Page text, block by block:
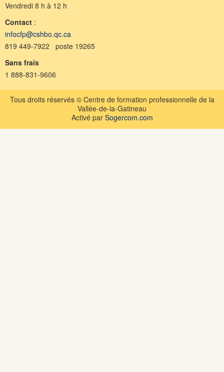
Vendredi 8 h à 12 h
Contact :
infocfp@cshbo.qc.ca
819 449-7922 poste 19265
Sans frais
1 888-831-9606
Tous droits réservés © Centre de formation professionnelle de la
Vallée-de-la-Gatineau
Activé par Sogercom.com